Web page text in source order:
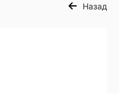
Назад